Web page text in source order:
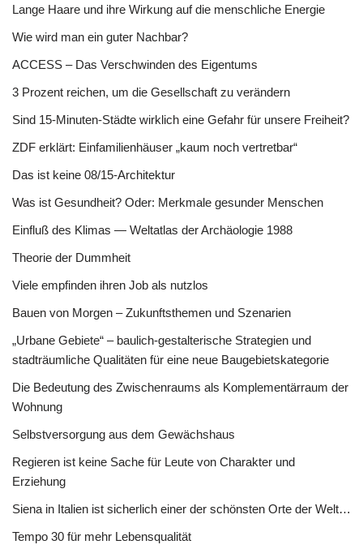
Lange Haare und ihre Wirkung auf die menschliche Energie
Wie wird man ein guter Nachbar?
ACCESS – Das Verschwinden des Eigentums
3 Prozent reichen, um die Gesellschaft zu verändern
Sind 15-Minuten-Städte wirklich eine Gefahr für unsere Freiheit?
ZDF erklärt: Einfamilienhäuser „kaum noch vertretbar“
Das ist keine 08/15-Architektur
Was ist Gesundheit? Oder: Merkmale gesunder Menschen
Einfluß des Klimas — Weltatlas der Archäologie 1988
Theorie der Dummheit
Viele empfinden ihren Job als nutzlos
Bauen von Morgen – Zukunftsthemen und Szenarien
„Urbane Gebiete“ – baulich-gestalterische Strategien und
stadträumliche Qualitäten für eine neue Baugebietskategorie
Die Bedeutung des Zwischenraums als Komplementärraum der
Wohnung
Selbstversorgung aus dem Gewächshaus
Regieren ist keine Sache für Leute von Charakter und
Erziehung
Siena in Italien ist sicherlich einer der schönsten Orte der Welt…
Tempo 30 für mehr Lebensqualität